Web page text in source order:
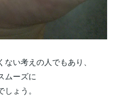
い考えの人でもあり、
ムーズに
ょう。